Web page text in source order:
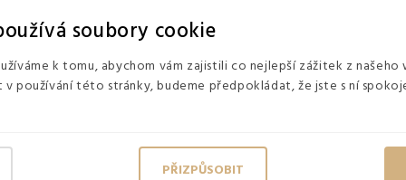
soubory cookie
k tomu, abychom vám zajistili co nejlepší zážitek z našeho
používání této stránky, budeme předpokládat, že jste s ní
PŘIZPŮSOBIT
časopisy, štrikovat, číst nebo dělat vše, co je vaše hobby.
srovnat.
či k bazénu